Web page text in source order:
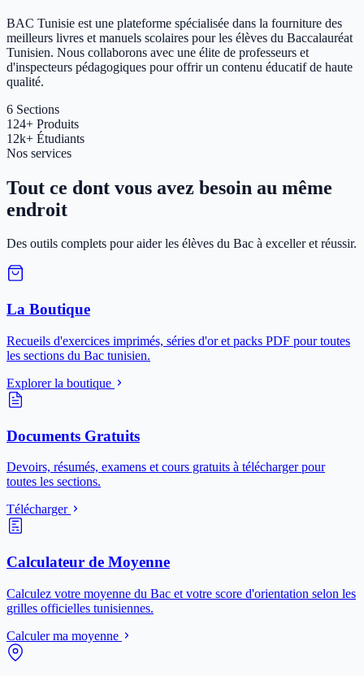
BAC Tunisie est une plateforme spécialisée dans la fourniture des
meilleurs livres et manuels scolaires pour les élèves du Baccalauréat
Tunisien. Nous collaborons avec une élite de professeurs et
d'inspecteurs pédagogiques pour offrir un contenu éducatif de haute
qualité.
6 Sections
124+ Produits
12k+ Étudiants
Nos services
Tout ce dont vous avez besoin au même
endroit
Des outils complets pour aider les élèves du Bac à exceller et réussir.
La Boutique
Recueils d'exercices imprimés, séries d'or et packs PDF pour toutes
les sections du Bac tunisien.
Explorer la boutique
Documents Gratuits
Devoirs, résumés, examens et cours gratuits à télécharger pour
toutes les sections.
Télécharger
Calculateur de Moyenne
Calculez votre moyenne du Bac et votre score d'orientation selon les
grilles officielles tunisiennes.
Calculer ma moyenne